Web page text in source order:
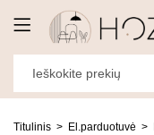
Titulinis El.parduotuvė